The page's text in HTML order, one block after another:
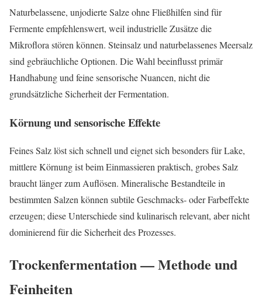
Naturbelassene, unjodierte Salze ohne Fließhilfen sind für
Fermente empfehlenswert, weil industrielle Zusätze die
Mikroflora stören können. Steinsalz und naturbelassenes Meersalz
sind gebräuchliche Optionen. Die Wahl beeinflusst primär
Handhabung und feine sensorische Nuancen, nicht die
grundsätzliche Sicherheit der Fermentation.
Körnung und sensorische Effekte
Feines Salz löst sich schnell und eignet sich besonders für Lake,
mittlere Körnung ist beim Einmassieren praktisch, grobes Salz
braucht länger zum Auflösen. Mineralische Bestandteile in
bestimmten Salzen können subtile Geschmacks- oder Farbeffekte
erzeugen; diese Unterschiede sind kulinarisch relevant, aber nicht
dominierend für die Sicherheit des Prozesses.
Trockenfermentation — Methode und
Feinheiten